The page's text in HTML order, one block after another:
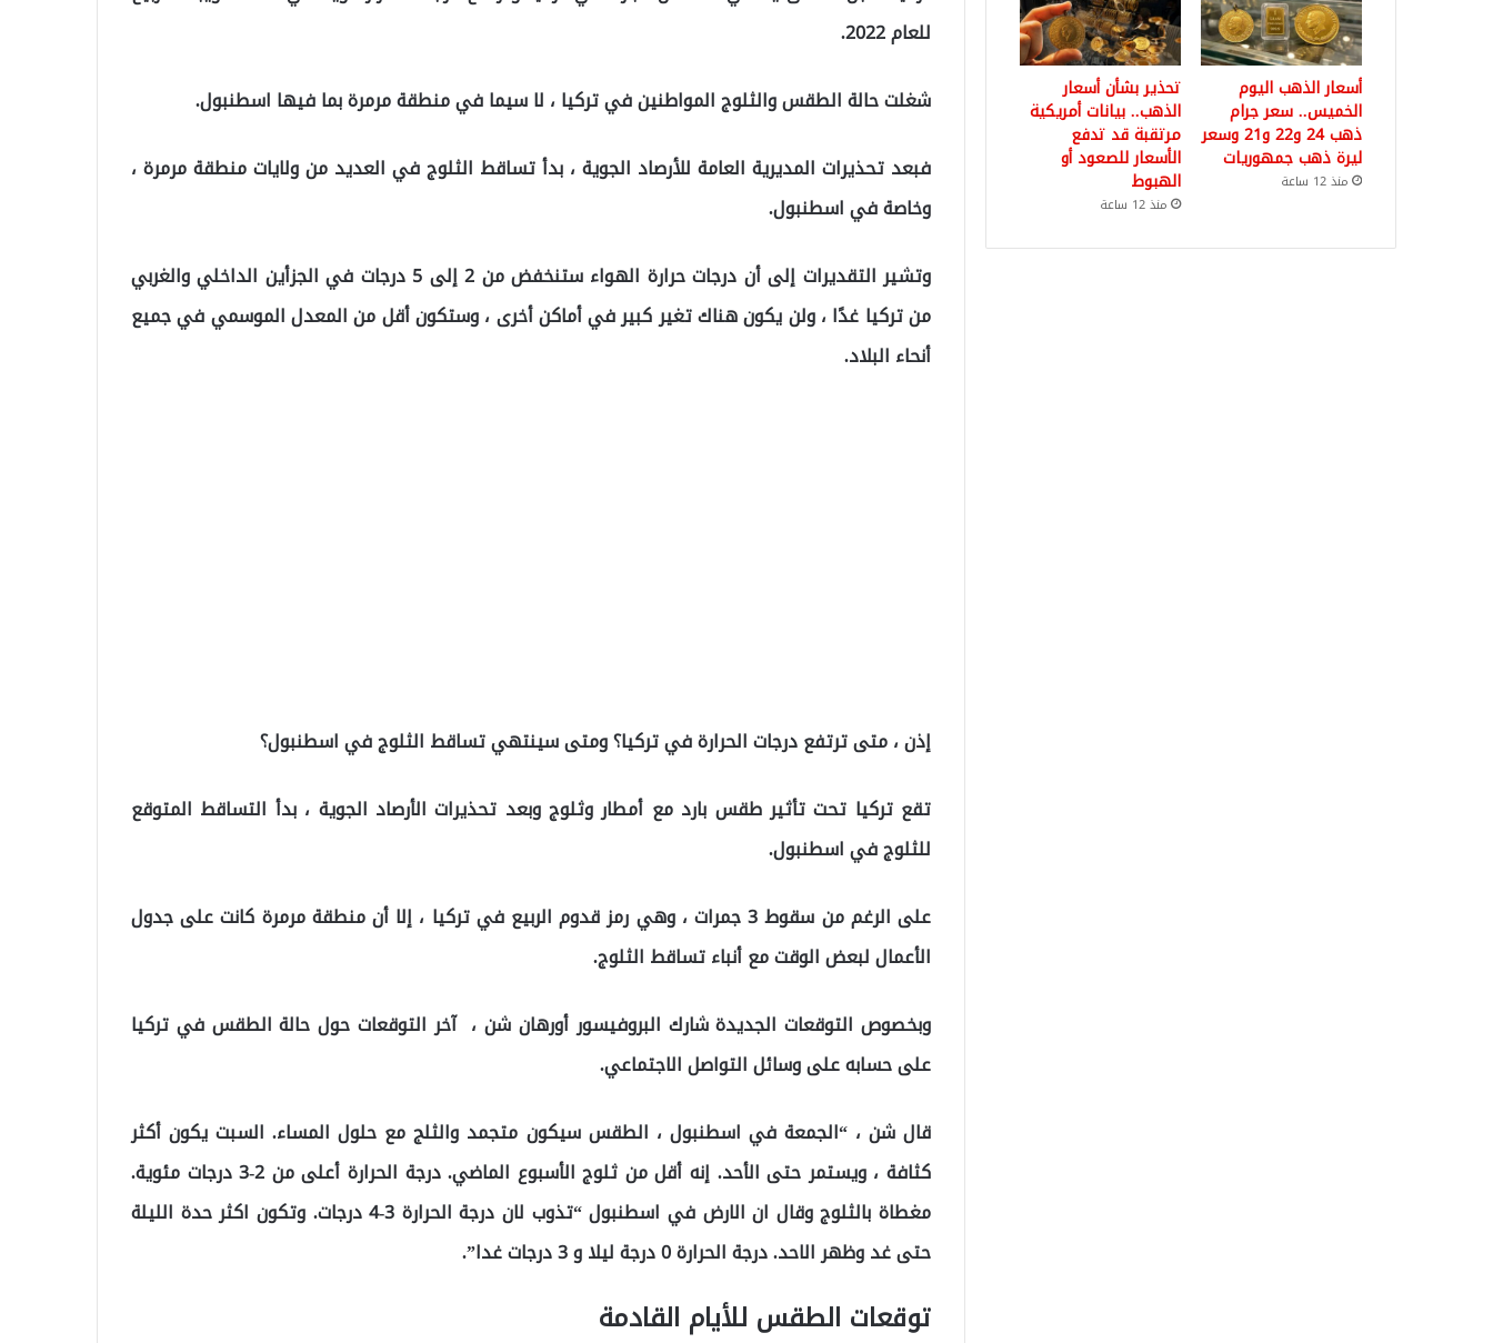
للعام 2022.
شغلت حالة الطقس والثلوج المواطنين في تركيا ، لا سيما في منطقة مرمرة بما فيها اسطنبول.
فبعد تحذيرات المديرية العامة للأرصاد الجوية ، بدأ تساقط الثلوج في العديد من ولايات منطقة مرمرة ،
وخاصة في اسطنبول.
وتشير التقديرات إلى أن درجات حرارة الهواء ستنخفض من 2 إلى 5 درجات في الجزأين الداخلي والغربي
من تركيا غدًا ، ولن يكون هناك تغير كبير في أماكن أخرى ، وستكون أقل من المعدل الموسمي في جميع
أنحاء البلاد.
إذن ، متى ترتفع درجات الحرارة في تركيا؟ ومتى سينتهي تساقط الثلوج في اسطنبول؟
تقع تركيا تحت تأثير طقس بارد مع أمطار وثلوج وبعد تحذيرات الأرصاد الجوية ، بدأ التساقط المتوقع
للثلوج في اسطنبول.
على الرغم من سقوط 3 جمرات ، وهي رمز قدوم الربيع في تركيا ، إلا أن منطقة مرمرة كانت على جدول
الأعمال لبعض الوقت مع أنباء تساقط الثلوج.
وبخصوص التوقعات الجديدة شارك البروفيسور أورهان شن ، آخر التوقعات حول حالة الطقس في تركيا
على حسابه على وسائل التواصل الاجتماعي.
قال شن ، “الجمعة في اسطنبول ، الطقس سيكون متجمد والثلج مع حلول المساء. السبت يكون أكثر
كثافة ، ويستمر حتى الأحد. إنه أقل من ثلوج الأسبوع الماضي. درجة الحرارة أعلى من 2-3 درجات مئوية.
مغطاة بالثلوج وقال ان الارض في اسطنبول “تذوب لان درجة الحرارة 3-4 درجات. وتكون اكثر حدة الليلة
حتى غد وظهر الاحد. درجة الحرارة 0 درجة ليلا و 3 درجات غدا”.
توقعات الطقس للأيام القادمة
أسعار الذهب اليوم
الخميس.. سعر جرام
ذهب 24 و22 و21 وسعر
ليرة ذهب جمهوريات
منذ 12 ساعة
تحذير بشأن أسعار
الذهب.. بيانات أمريكية
مرتقبة قد تدفع
الأسعار للصعود أو
الهبوط
منذ 12 ساعة